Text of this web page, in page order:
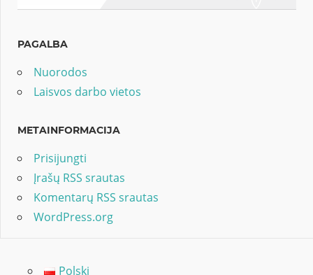
PAGALBA
Nuorodos
Laisvos darbo vietos
METAINFORMACIJA
Prisijungti
Įrašų RSS srautas
Komentarų RSS srautas
WordPress.org
Polski